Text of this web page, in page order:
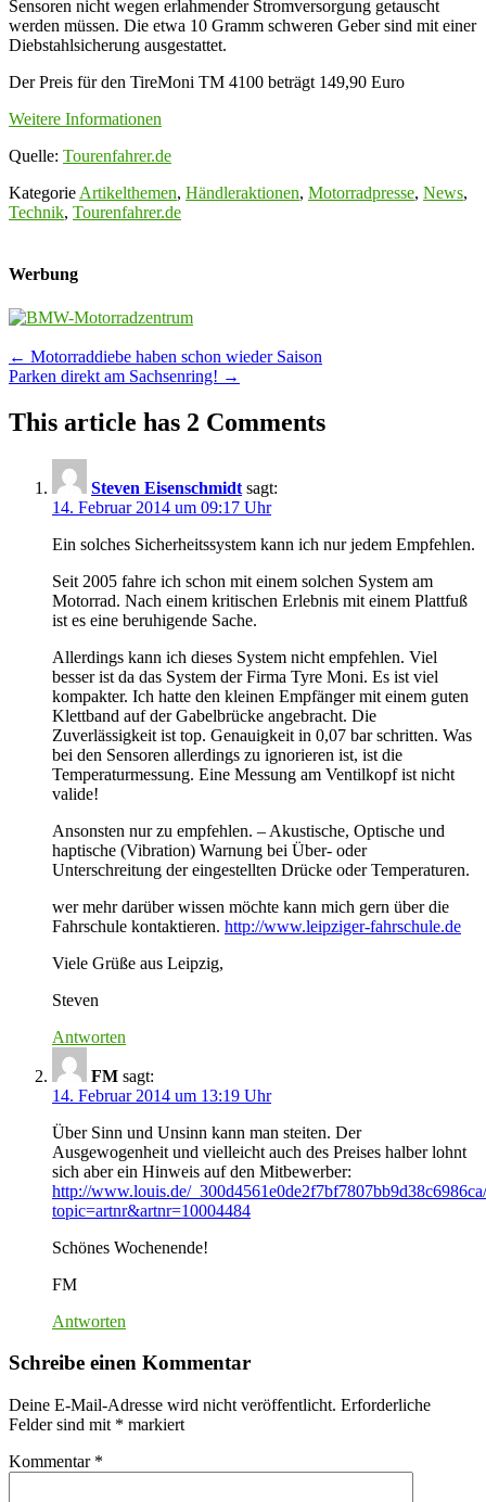
Sensoren nicht wegen erlahmender Stromversorgung getauscht
werden müssen. Die etwa 10 Gramm schweren Geber sind mit einer
Diebstahlsicherung ausgestattet.
Der Preis für den TireMoni TM 4100 beträgt 149,90 Euro
Weitere Informationen
Quelle: Tourenfahrer.de
Kategorie Artikelthemen, Händleraktionen, Motorradpresse, News,
Technik, Tourenfahrer.de
Werbung
Post
navigation
← Motorraddiebe haben schon wieder Saison
Parken direkt am Sachsenring! →
This article has 2 Comments
Steven Eisenschmidt sagt:
14. Februar 2014 um 09:17 Uhr
Ein solches Sicherheitssystem kann ich nur jedem Empfehlen.
Seit 2005 fahre ich schon mit einem solchen System am
Motorrad. Nach einem kritischen Erlebnis mit einem Plattfuß
ist es eine beruhigende Sache.
Allerdings kann ich dieses System nicht empfehlen. Viel
besser ist da das System der Firma Tyre Moni. Es ist viel
kompakter. Ich hatte den kleinen Empfänger mit einem guten
Klettband auf der Gabelbrücke angebracht. Die
Zuverlässigkeit ist top. Genauigkeit in 0,07 bar schritten. Was
bei den Sensoren allerdings zu ignorieren ist, ist die
Temperaturmessung. Eine Messung am Ventilkopf ist nicht
valide!
Ansonsten nur zu empfehlen. – Akustische, Optische und
haptische (Vibration) Warnung bei Über- oder
Unterschreitung der eingestellten Drücke oder Temperaturen.
wer mehr darüber wissen möchte kann mich gern über die
Fahrschule kontaktieren. http://www.leipziger-fahrschule.de
Viele Grüße aus Leipzig,
Steven
Antworten
FM sagt:
14. Februar 2014 um 13:19 Uhr
Über Sinn und Unsinn kann man steiten. Der
Ausgewogenheit und vielleicht auch des Preises halber lohnt
sich aber ein Hinweis auf den Mitbewerber:
http://www.louis.de/
topic=artnr&artnr=10004484
Schönes Wochenende!
FM
Antworten
Schreibe einen Kommentar
Deine E-Mail-Adresse wird nicht veröffentlicht. Erforderliche
Felder sind mit * markiert
Kommentar *